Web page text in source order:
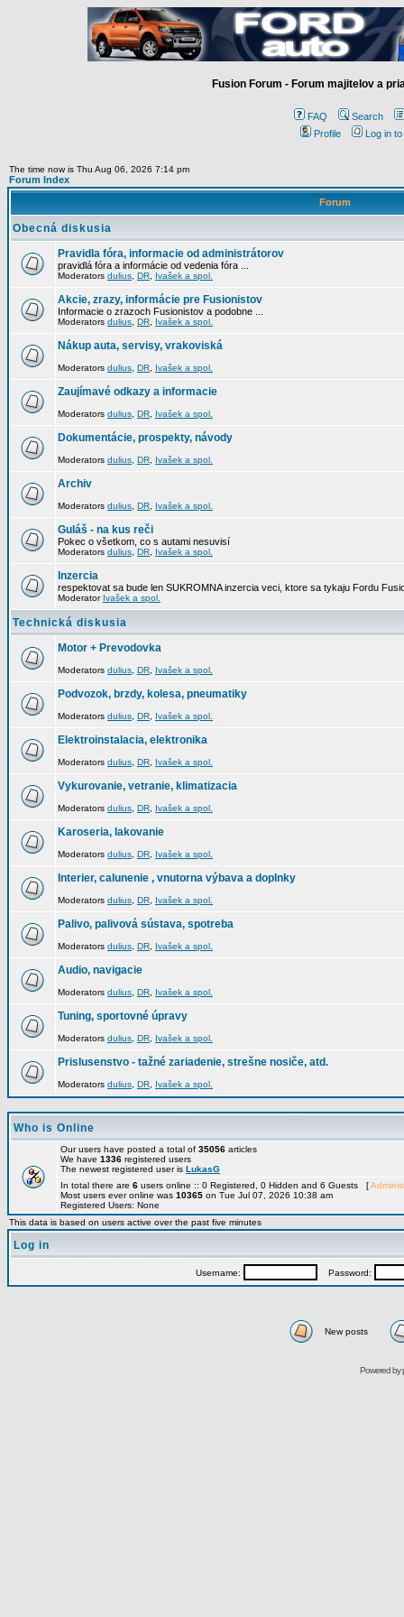
Fusion Forum - Forum majitelov a
FAQ
Search
Profile
Log in
The time now is Thu Aug 06, 2026 7:14 pm
Forum Index
Forum
Obecná diskusia
Pravidla fóra, informacie od administrátorov
pravidlá fóra a informácie od vedenia fóra ...
Moderators dulius DR Ivašek a spol.
Akcie, zrazy, informácie pre Fusionistov
Informacie o zrazoch Fusionistov a podobne ...
Moderators dulius DR Ivašek a spol.
Nákup auta, servisy, vrakoviská
Moderators dulius DR Ivašek a spol.
Zaujímavé odkazy a informacie
Moderators dulius DR Ivašek a spol.
Dokumentácie, prospekty, návody
Moderators dulius DR Ivašek a spol.
Archiv
Moderators dulius DR Ivašek a spol.
Guláš - na kus reči
Pokec o všetkom, co s autami nesuvisí
Moderators dulius DR Ivašek a spol.
Inzercia
respektovat sa bude len SUKROMNA inzercia veci, ktore sa tykaju Fordu
Moderator Ivašek a spol.
Technická diskusia
Motor + Prevodovka
Moderators dulius DR Ivašek a spol.
Podvozok, brzdy, kolesa, pneumatiky
Moderators dulius DR Ivašek a spol.
Elektroinstalacia, elektronika
Moderators dulius DR Ivašek a spol.
Vykurovanie, vetranie, klimatizacia
Moderators dulius DR Ivašek a spol.
Karoseria, lakovanie
Moderators dulius DR Ivašek a spol.
Interier, calunenie , vnutorna výbava a doplnky
Moderators dulius DR Ivašek a spol.
Palivo, palivová sústava, spotreba
Moderators dulius DR Ivašek a spol.
Audio, navigacie
Moderators dulius DR Ivašek a spol.
Tuning, sportovné úpravy
Moderators dulius DR Ivašek a spol.
Prislusenstvo - tažné zariadenie, strešne nosiče, atd.
Moderators dulius DR Ivašek a spol.
Who is Online
Our users have posted a total of 35056 articles
We have 1336 registered users
The newest registered user is LukasG
In total there are 6 users online :: 0 Registered, 0 Hidden and 6 Guests [
Most users ever online was 10365 on Tue Jul 07, 2026 10:38 am
Registered Users: None
This data is based on users active over the past five minutes
Log in
Username: Password:
New posts
Powered by